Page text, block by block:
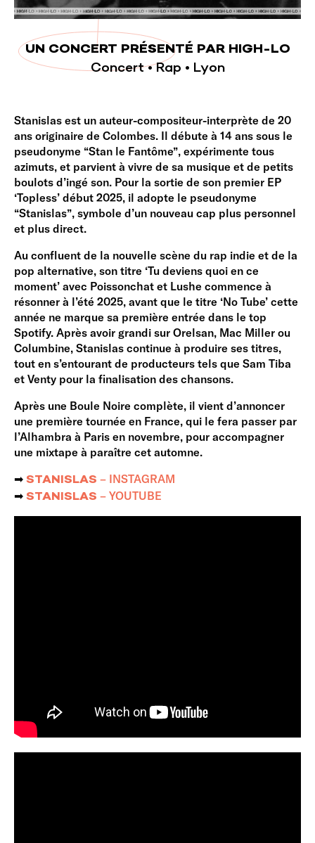
UN CONCERT PRÉSENTÉ PAR HIGH-LO
Concert • Rap • Lyon
Stanislas est un auteur-compositeur-interprète de 20
ans originaire de Colombes. Il débute à 14 ans sous le
pseudonyme “Stan le Fantôme”, expérimente tous
azimuts, et parvient à vivre de sa musique et de petits
boulots d’ingé son. Pour la sortie de son premier EP
‘Topless’ début 2025, il adopte le pseudonyme
“Stanislas”, symbole d’un nouveau cap plus personnel
et plus direct.
Au confluent de la nouvelle scène du rap indie et de la
pop alternative, son titre ‘Tu deviens quoi en ce
moment’ avec Poissonchat et Lushe commence à
résonner à l’été 2025, avant que le titre ‘No Tube’ cette
année ne marque sa première entrée dans le top
Spotify. Après avoir grandi sur Orelsan, Mac Miller ou
Columbine, Stanislas continue à produire ses titres,
tout en s’entourant de producteurs tels que Sam Tiba
et Venty pour la finalisation des chansons.
Après une Boule Noire complète, il vient d’annoncer
une première tournée en France, qui le fera passer par
l’Alhambra à Paris en novembre, pour accompagner
une mixtape à paraître cet automne.
➡︎ STANISLAS – INSTAGRAM
➡︎ STANISLAS – YOUTUBE